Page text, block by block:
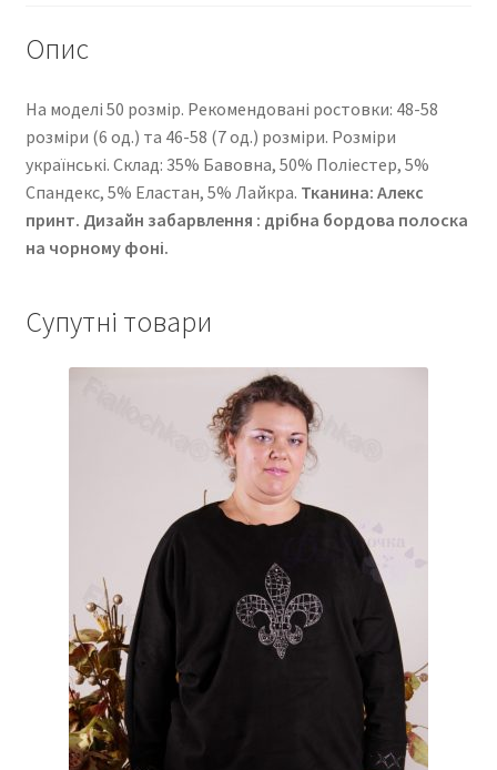
Опис
На моделі 50 розмір. Рекомендовані ростовки: 48-58
розміри (6 од.) та 46-58 (7 од.) розміри. Розміри
українські. Cклад: 35% Бавовна, 50% Поліестер, 5%
Спандекс, 5% Еластан, 5% Лайкра. Тканина: Алекс
принт. Дизайн забарвлення : дрібна бордова полоска
на чорному фоні.
Супутні товари